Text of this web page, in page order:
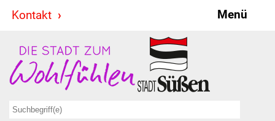
Kontakt Menü
Stadt & Politik
Bürgermeister